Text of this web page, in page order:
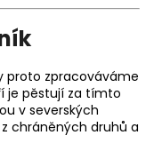
proto zpracováváme
je pěstují za tímto
v severských
chráněných druhů a